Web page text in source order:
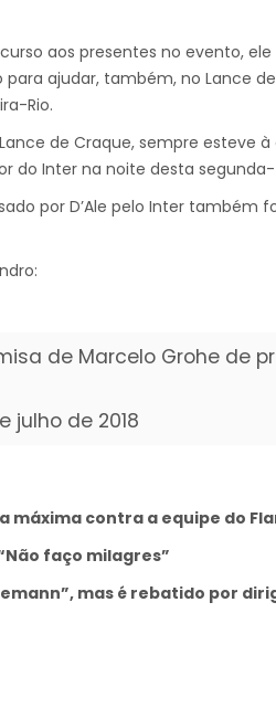
aos presentes no evento,
ajudar, também, no Lance
Rio.
de Craque, sempre esteve
do Inter na noite desta
por D’Ale pelo Inter também
de Marcelo Grohe de
julho de 2018
máxima contra a equipe do
faço milagres”
mas é rebatido por